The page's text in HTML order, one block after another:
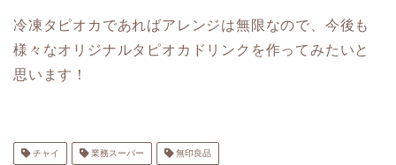
冷凍タピオカであればアレンジは無限なので、今後も
様々なオリジナルタピオカドリンクを作ってみたいと
思います！
チャイ 業務スーパー 無印良品